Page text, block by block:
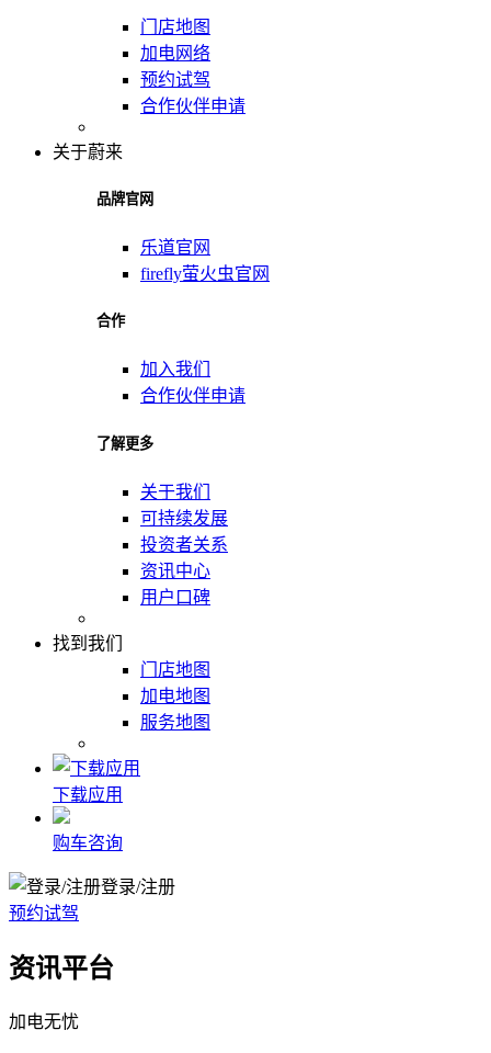
门店地图
加电网络
预约试驾
合作伙伴申请
关于蔚来
品牌官网
乐道官网
firefly萤火虫官网
合作
加入我们
合作伙伴申请
了解更多
关于我们
可持续发展
投资者关系
资讯中心
用户口碑
找到我们
门店地图
加电地图
服务地图
下载应用
购车咨询
登录/注册
预约试驾
资讯平台
加电无忧